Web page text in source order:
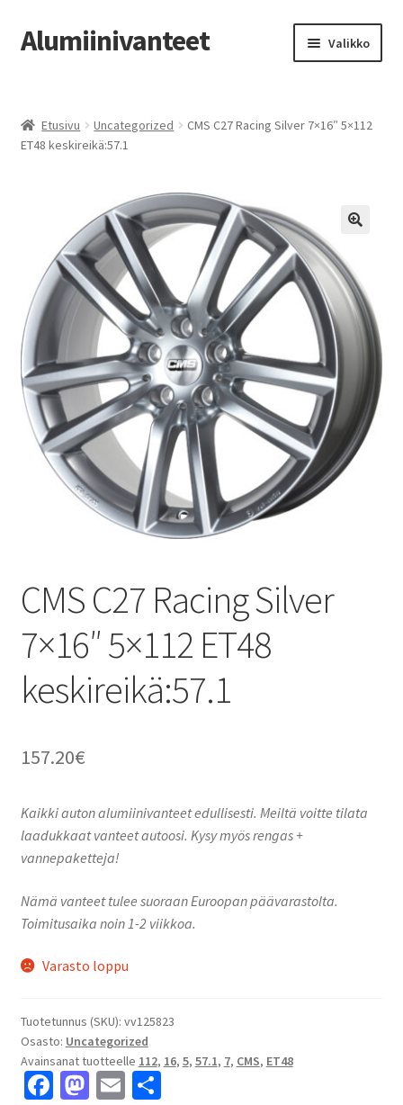
Siirry
navigointiin
Siirry
sisältöön
Alumiinivanteet Valikko
Kauppa
Tilausohjeet
Vanteiden osto-opas
Auton renkaat
Yhteystiedot
Etusivu Uncategorized
CMS C27 Racing Silver 7×16″ 5×112
ET48 keskireikä:57.1
CMS C27 Racing Silver
7×16″ 5×112 ET48
keskireikä:57.1
157.20€
Kaikki auton alumiinivanteet edullisesti. Meiltä voitte tilata
laadukkaat vanteet autoosi. Kysy myös rengas +
vannepaketteja!
Nämä vanteet tulee suoraan Euroopan päävarastolta.
Toimitusaika noin 1-2 viikkoa.
Varasto loppu
Tuotetunnus (SKU): vv125823
Osasto: Uncategorized
Avainsanat tuotteelle 112, 16, 5, 57.1, 7, CMS, ET48
Fa M E S